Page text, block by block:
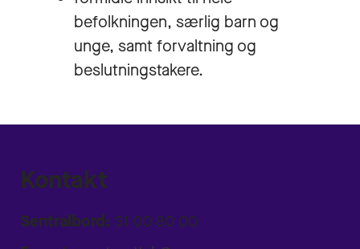
befolkningen, særlig barn og
unge, samt forvaltning og
beslutningstakere.
Kontakt
Sentralbord: 31 00 80 00